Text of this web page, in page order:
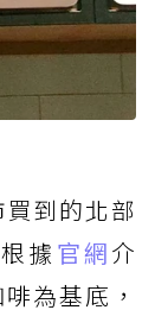
到的北部
據 官網介
為基底，